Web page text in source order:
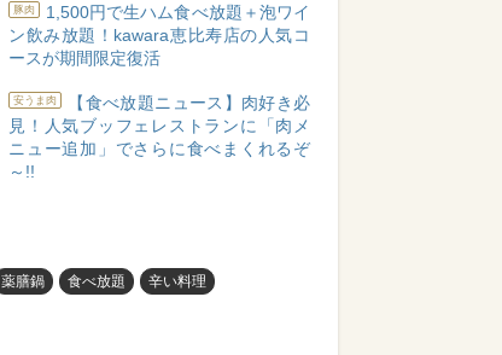
豚肉
1,500円で生ハム食べ放題＋泡ワイ
ン飲み放題！kawara恵比寿店の人気コ
ースが期間限定復活
安うま肉
【食べ放題ニュース】肉好き必
見！人気ブッフェレストランに「肉メ
ニュー追加」でさらに食べまくれるぞ
～!!
薬膳鍋 食べ放題 辛い料理